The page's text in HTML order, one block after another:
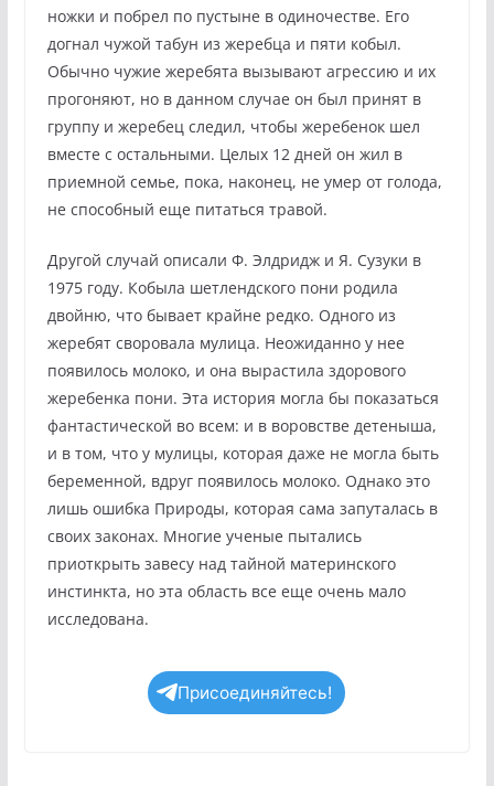
ножки и побрел по пустыне в одиночестве. Его
догнал чужой табун из жеребца и пяти кобыл.
Обычно чужие жеребята вызывают агрессию и их
прогоняют, но в данном случае он был принят в
группу и жеребец следил, чтобы жеребенок шел
вместе с остальными. Целых 12 дней он жил в
приемной семье, пока, наконец, не умер от голода,
не способный еще питаться травой.
Другой случай описали Ф. Элдридж и Я. Сузуки в
1975 году. Кобыла шетлендского пони родила
двойню, что бывает крайне редко. Одного из
жеребят своровала мулица. Неожиданно у нее
появилось молоко, и она вырастила здорового
жеребенка пони. Эта история могла бы показаться
фантастической во всем: и в воровстве детеныша,
и в том, что у мулицы, которая даже не могла быть
беременной, вдруг появилось молоко. Однако это
лишь ошибка Природы, которая сама запуталась в
своих законах. Многие ученые пытались
приоткрыть завесу над тайной материнского
инстинкта, но эта область все еще очень мало
исследована.
Присоединяйтесь!